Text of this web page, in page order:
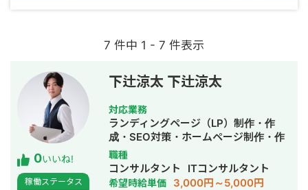
7 件中 1 - 7 件表示
0いいね!
稼働ステータス
下辻涼太 下辻涼太
対応業務
ランディングページ（LP）制作・作
成・SEO対策・ホームページ制作・作
成・バナー制作・デザイン・ロゴデザ
イン・作成
職種
コンサルタント ITコンサルタント
希望時給単価 3,000円～5,000円